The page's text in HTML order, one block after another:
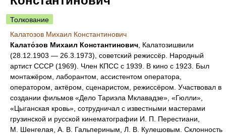
Толкование
Калатозов Михаил Константинович
Калато́зов Михаил Константинович , Калатозишвили
(28.12.1903 — 26.3.1973), советский режиссёр. Народный
артист СССР (1969). Член КПСС с 1939. В кино с 1923. Был
монтажёром, лаборантом, ассистентом оператора,
оператором, актёром, сценаристом, режиссёром. Участвовал в
создании фильмов «Дело Тариэла Мклавадзе», «Гюлли»,
«Цыганская кровь», сотрудничал с известными мастерами
грузинской и русской кинематографии И. П. Перестиани,
М. Шенгелая, А. В. Гальпериным, Л. В. Кулешовым. Склонность